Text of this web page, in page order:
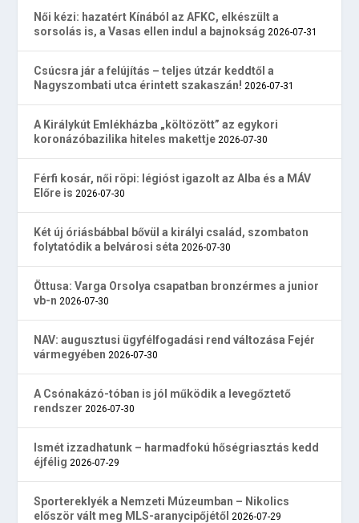
Női kézi: hazatért Kínából az AFKC, elkészült a
sorsolás is, a Vasas ellen indul a bajnokság 2026-07-31
Csúcsra jár a felújítás – teljes útzár keddtől a
Nagyszombati utca érintett szakaszán! 2026-07-31
A Királykút Emlékházba „költözött” az egykori
koronázóbazilika hiteles makettje 2026-07-30
Férfi kosár, női röpi: légióst igazolt az Alba és a MÁV
Előre is 2026-07-30
Két új óriásbábbal bővül a királyi család, szombaton
folytatódik a belvárosi séta 2026-07-30
Öttusa: Varga Orsolya csapatban bronzérmes a junior
vb-n 2026-07-30
NAV: augusztusi ügyfélfogadási rend változása Fejér
vármegyében 2026-07-30
A Csónakázó-tóban is jól működik a levegőztető
rendszer 2026-07-30
Ismét izzadhatunk – harmadfokú hőségriasztás kedd
éjfélig 2026-07-29
Sportereklyék a Nemzeti Múzeumban – Nikolics
először vált meg MLS-aranycipőjétől 2026-07-29